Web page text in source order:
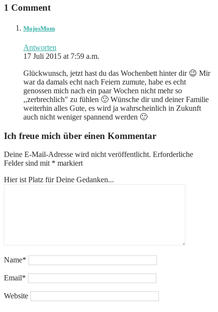
1 Comment
MojosMom
Antworten
17 Juli 2015 at 7:59 a.m.
Glückwunsch, jetzt hast du das Wochenbett hinter dir 😉 Mir
war da damals echt nach Feiern zumute, habe es echt
genossen mich nach ein paar Wochen nicht mehr so
,,zerbrechlich" zu fühlen 🙂 Wünsche dir und deiner Familie
weiterhin alles Gute, es wird ja wahrscheinlich in Zukunft
auch nicht weniger spannend werden 🙂
Ich freue mich über einen Kommentar
Deine E-Mail-Adresse wird nicht veröffentlicht. Erforderliche
Felder sind mit * markiert
Hier ist Platz für Deine Gedanken...
Name*
Email*
Website